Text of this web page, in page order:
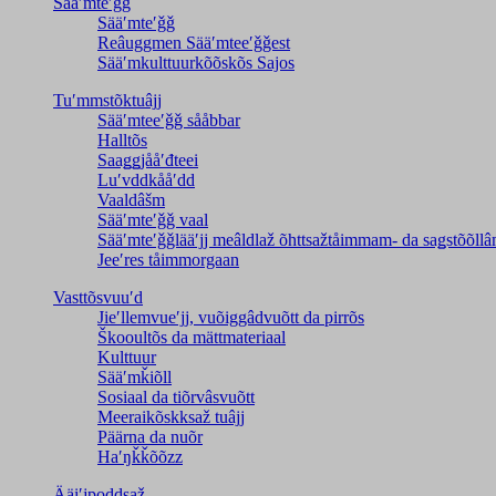
Sääʹmteʹǧǧ
Reâuggmen Sääʹmteeʹǧǧest
Sääʹmkulttuurkõõskõs Sajos
Tuʹmmstõktuâjj
Sääʹmteeʹǧǧ sååbbar
Halltõs
Saaǥǥjååʹđteei
Luʹvddkååʹdd
Vaaldâšm
Sääʹmteʹǧǧ vaal
Sääʹmteʹǧǧlääʹjj meâldlaž õhttsažtåimmam- da
Jeeʹres tåimmorgaan
Vasttõsvuuʹd
Jieʹllemvueʹjj, vuõiggâdvuõtt da pirrõs
Škooultõs da mättmateriaal
Kulttuur
Sääʹmǩiõll
Sosiaal da tiõrvâsvuõtt
Meeraikõskksaž tuâjj
Päärna da nuõr
Haʹŋǩǩõõzz